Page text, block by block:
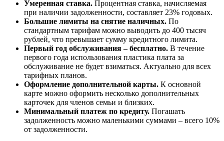
Умеренная ставка. Процентная ставка, начисляемая
при наличии задолженности, составляет 23% годовых.
Большие лимиты на снятие наличных. По
стандартным тарифам можно выводить до 400 тысяч
рублей, что превышает сумму кредитного лимита.
Первый год обслуживания ‒ бесплатно. В течение
первого года использования пластика плата за
обслуживание не будет взиматься. Актуально для всех
тарифных планов.
Оформление дополнительной карты. К основной
карте можно оформить несколько дополнительных
карточек для членов семьи и близких.
Минимальный платеж по кредиту. Погашать
задолженность можно маленькими суммами ‒ всего 10%
от задолженности.